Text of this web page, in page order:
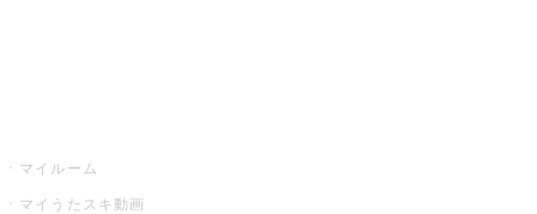
マイルーム
マイうたスキ動画